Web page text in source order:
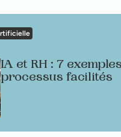
IA et RH : 7
processus facilités